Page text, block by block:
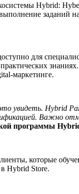
Hybrid:
заданий
для
маркетинге.
увидеть. Hybrid
Важно
программы
которые
Hybrid Store.